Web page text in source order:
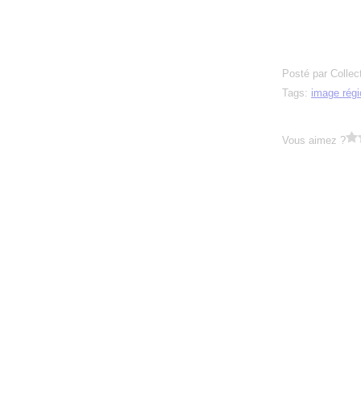
Posté par
Tags: image
Vous aimez ?